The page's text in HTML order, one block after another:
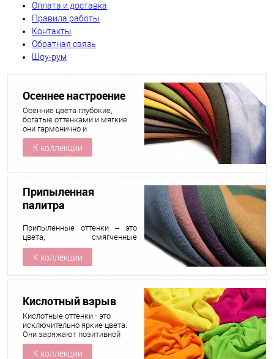
Оплата и доставка
Правила работы
Контакты
Обратная связь
Шоу-рум
Осеннее настроение
Осенние цвета глубокие,
богатые оттенками и мягкие
они гармонично и
совершенно сочетаются
между собой и создают
особую атмосферу тишины,
время осеннего настроения
К коллекции
Припыленная
палитра
Припыленные оттенки – это
цвета, смягченные
добавлением серого оттенка.
Эти оттенки могут быть во
всех цветах, их еще называют
пудровыми, пепельными.
Они приглушенные, мягкие,
сочетаются между собой,
их цветовая гамма более
глубокая и сложная в отличие
от чистого, определенного,
насыщенного цвета.
К коллекции
Кислотный взрыв
Кислотные оттенки - это
исключительно яркие цвета.
Они заряжают позитивной
энергией!
К коллекции